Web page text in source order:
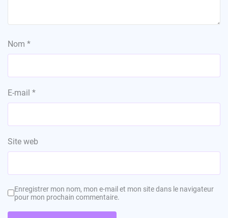
Nom *
E-mail *
Site web
Enregistrer mon nom, mon e-mail et mon site dans le navigateur
pour mon prochain commentaire.